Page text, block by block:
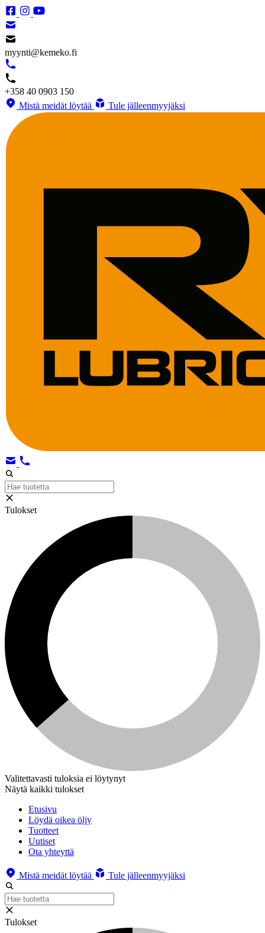
myynti@kemeko.fi
+358 40 0903 150
Mistä meidät löytää
Tule jälleenmyyjäksi
Tulokset
Valitettavasti tuloksia ei löytynyt
Näytä kaikki tulokset
Etusivu
Löydä oikea öljy
Tuotteet
Uutiset
Ota yhteyttä
Mistä meidät löytää Tule jälleenmyyjäksi
Tulokset